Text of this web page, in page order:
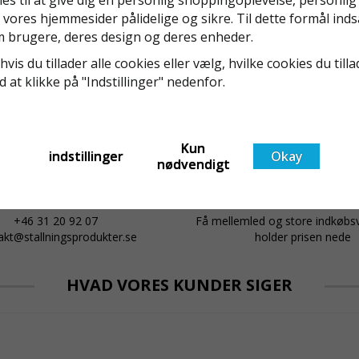
EU i skrivande stund, men detta kommer det bli
ändring på. Från och med 2025 träder nya
föreskrifter i kraft i Sverige gällande rullställningar,
med s
Läs mer om de nya reglerna!
+46 31 20 92 07
Få mellemled og store
holder prisen nede
HVAD VORES KUNDER SIGER
hjemmesider pålidelige og sikre. Til dette formål
brugere, deres design og deres enheder.
du tillader alle cookies eller vælg, hvilke cookies du
at klikke på "Indstillinger" nedenfor.
indstillinger
Kun
nødvendigt
Okay